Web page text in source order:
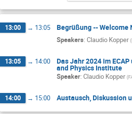
13:00 → 13:05 Begrüßung -- Welcome
Speakers: Claudio Kopper (
13:05 → 14:00 Das Jahr 2024 im
and Physics Institute
Speaker: Claudio Kopper (
14:00 → 15:00 Austausch, Diskussion